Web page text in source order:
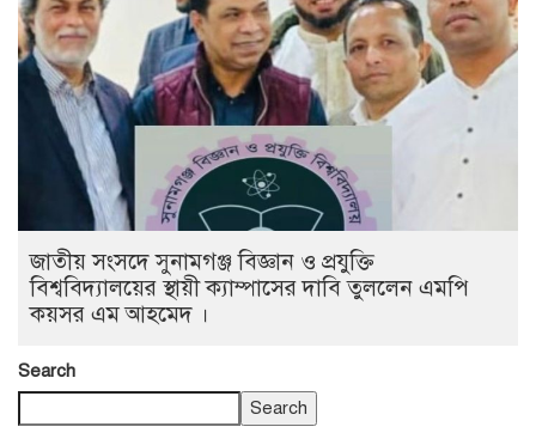
জাতীয় সংসদে সুনামগঞ্জ বিজ্ঞান ও প্রযুক্তি
বিশ্ববিদ্যালয়ের স্থায়ী ক্যাম্পাসের দাবি তুললেন এমপি
কয়সর এম আহমেদ ।
Search
Search